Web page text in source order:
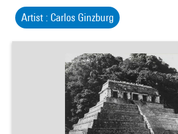
Artist : Carlos Ginzburg